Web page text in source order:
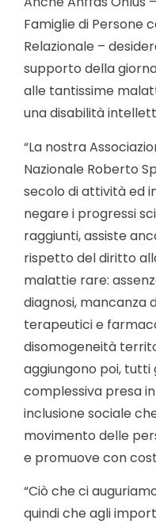
Famiglie di Persone
Relazionale –
supporto della
alle tantissime
una disabilità
“La nostra
Nazionale Roberto
secolo di attività ed
negare i progressi
raggiunti, assiste
rispetto del diritto
malattie rare:
diagnosi, mancanza
terapeutici e
disomogeneità
aggiungono poi,
complessiva presa
inclusione sociale
movimento delle
e promuove con
“Ciò che ci
quindi che agli